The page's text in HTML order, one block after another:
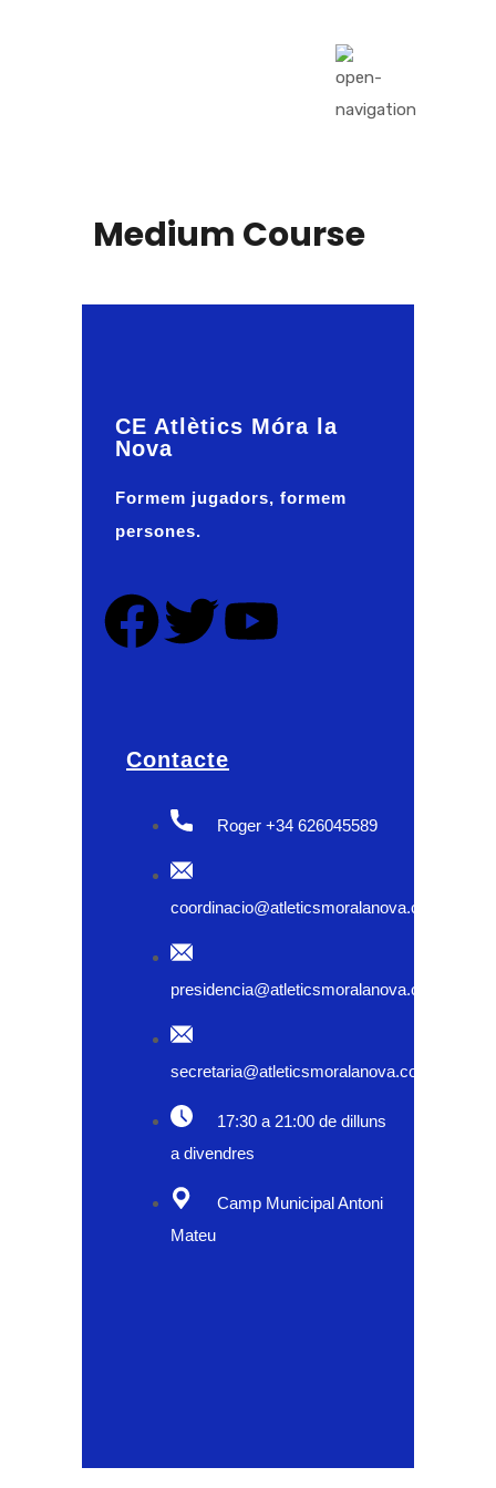
Medium Course
CE Atlètics Móra la
Nova
Formem jugadors, formem
persones.
Contacte
Roger +34 626045589
coordinacio@atleticsmoralanova.com
presidencia@atleticsmoralanova.com
secretaria@atleticsmoralanova.com
17:30 a 21:00 de dilluns
a divendres
Camp Municipal Antoni
Mateu